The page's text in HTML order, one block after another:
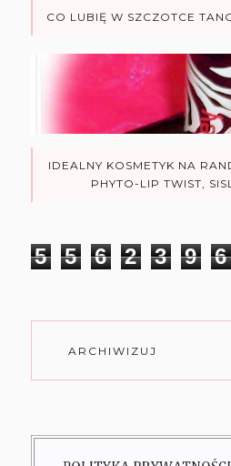
CO LUBIĘ W SZCZOTCE
IDEALNY KOSMETYK NA
PHYTO-LIP TWIST,
5 5 6 2 3 9 6
ARCHIWIZUJ